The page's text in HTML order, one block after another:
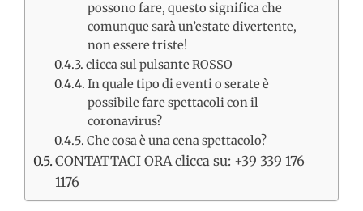
possono fare, questo significa che
comunque sarà un’estate divertente,
non essere triste!
clicca sul pulsante ROSSO
In quale tipo di eventi o serate è
possibile fare spettacoli con il
coronavirus?
Che cosa è una cena spettacolo?
CONTATTACI ORA clicca su: +39 339 176
1176